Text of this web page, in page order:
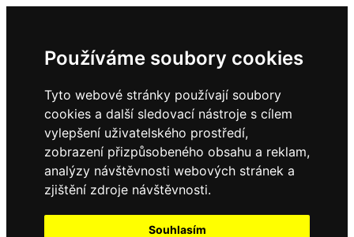
Používáme soubory cookies
Tyto webové stránky používají soubory
cookies a další sledovací nástroje s cílem
vylepšení uživatelského prostředí,
zobrazení přizpůsobeného obsahu a reklam,
analýzy návštěvnosti webových stránek a
zjištění zdroje návštěvnosti.
Souhlasím